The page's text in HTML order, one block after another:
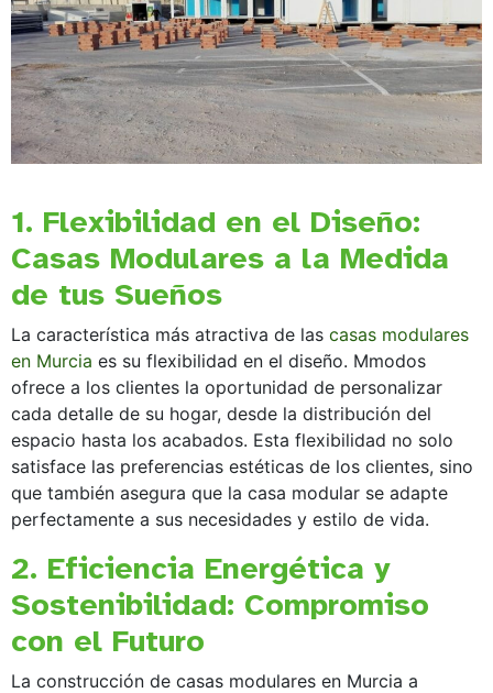
1. Flexibilidad en el Diseño:
Casas Modulares a la Medida
de tus Sueños
La característica más atractiva de las casas modulares
en Murcia es su flexibilidad en el diseño. Mmodos
ofrece a los clientes la oportunidad de personalizar
cada detalle de su hogar, desde la distribución del
espacio hasta los acabados. Esta flexibilidad no solo
satisface las preferencias estéticas de los clientes, sino
que también asegura que la casa modular se adapte
perfectamente a sus necesidades y estilo de vida.
2. Eficiencia Energética y
Sostenibilidad: Compromiso
con el Futuro
La construcción de casas modulares en Murcia a